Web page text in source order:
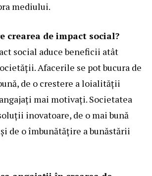
mediului.
crearea de impact social?
social aduce beneficii atât
Afacerile se pot bucura de
de o crestere a loialității
mai motivați. Societatea
inovatoare, de o mai bună
de o îmbunătățire a bunăstării